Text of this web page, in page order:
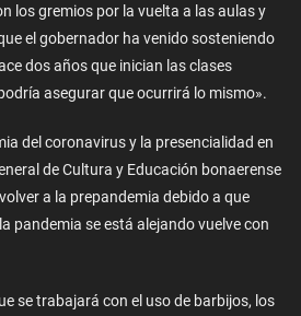
los gremios por la vuelta a las aulas y
el gobernador ha venido sosteniendo
dos años que inician las clases
asegurar que ocurrirá lo mismo».
del coronavirus y la presencialidad en
de Cultura y Educación bonaerense
a la prepandemia debido a que
pandemia se está alejando vuelve con
se trabajará con el uso de barbijos, los